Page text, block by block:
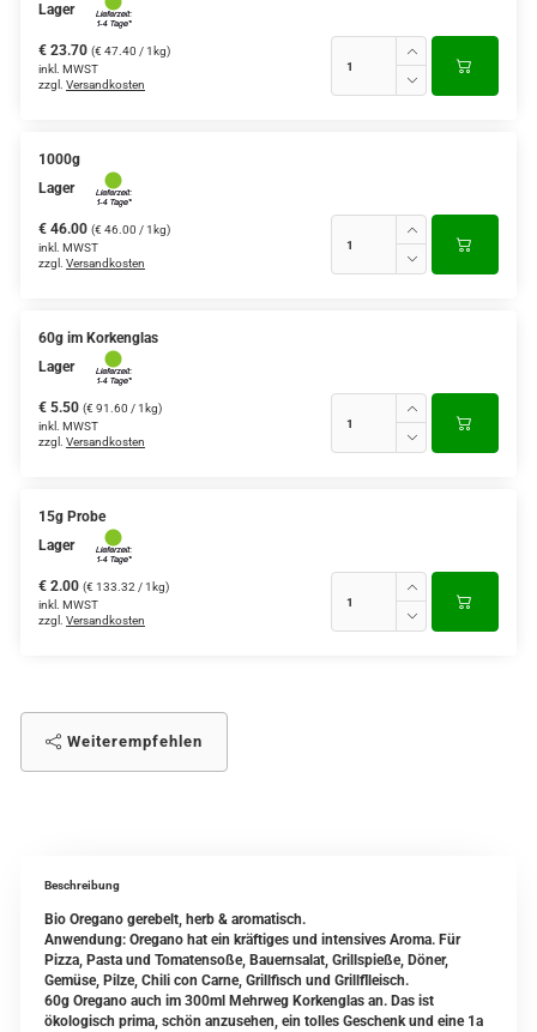
Lager
€ 23.70 (€ 47.40 / 1kg)
inkl. MWST
zzgl. Versandkosten
1000g
Lager
€ 46.00 (€ 46.00 / 1kg)
inkl. MWST
zzgl. Versandkosten
60g im Korkenglas
Lager
€ 5.50 (€ 91.60 / 1kg)
inkl. MWST
zzgl. Versandkosten
15g Probe
Lager
€ 2.00 (€ 133.32 / 1kg)
inkl. MWST
zzgl. Versandkosten
Weiterempfehlen
Beschreibung
Bio Oregano gerebelt, herb & aromatisch.
Anwendung: Oregano hat ein kräftiges und intensives Aroma. Für
Pizza, Pasta und Tomatensoße, Bauernsalat, Grillspieße, Döner,
Gemüse, Pilze, Chili con Carne, Grillfisch und Grillflleisch.
60g Oregano auch im 300ml Mehrweg Korkenglas an. Das ist
ökologisch prima, schön anzusehen, ein tolles Geschenk und eine 1a